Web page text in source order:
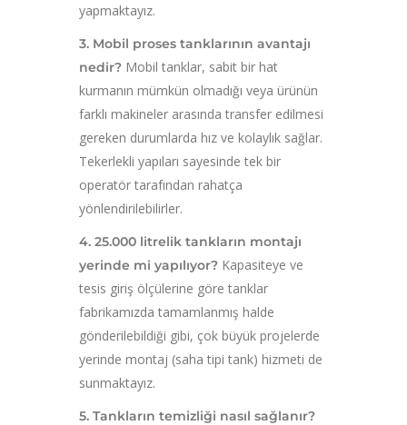
yapmaktayız.
3. Mobil proses tanklarının avantajı
nedir? Mobil tanklar, sabit bir hat
kurmanın mümkün olmadığı veya ürünün
farklı makineler arasında transfer edilmesi
gereken durumlarda hız ve kolaylık sağlar.
Tekerlekli yapıları sayesinde tek bir
operatör tarafından rahatça
yönlendirilebilirler.
4. 25.000 litrelik tankların montajı
yerinde mi yapılıyor? Kapasiteye ve
tesis giriş ölçülerine göre tanklar
fabrikamızda tamamlanmış halde
gönderilebildiği gibi, çok büyük projelerde
yerinde montaj (saha tipi tank) hizmeti de
sunmaktayız.
5. Tankların temizliği nasıl sağlanır?